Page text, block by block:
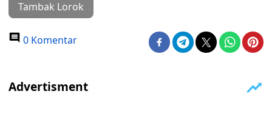
Tambak Lorok
0 Komentar